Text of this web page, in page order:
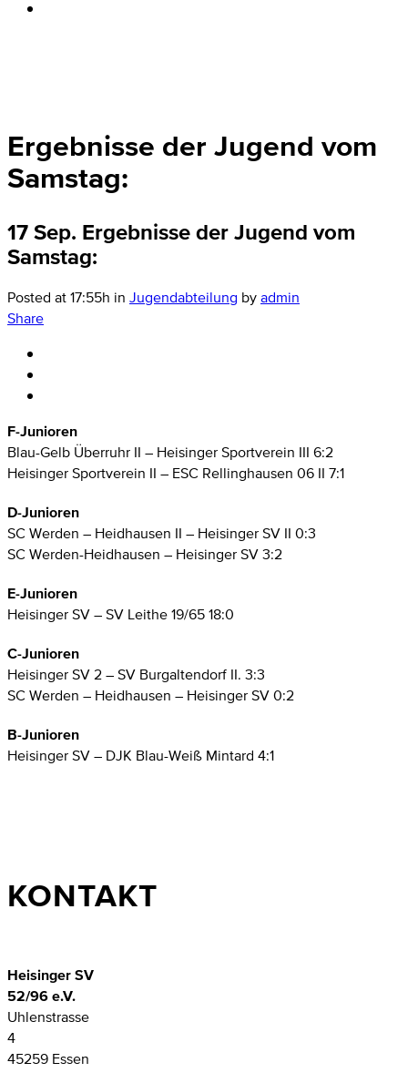
Ergebnisse der Jugend vom
Samstag:
17 Sep. Ergebnisse der Jugend vom
Samstag:
Posted at 17:55h in Jugendabteilung byadmin
Share
F-Junioren
Blau-Gelb Überruhr II – Heisinger Sportverein III 6:2
Heisinger Sportverein II – ESC Rellinghausen 06 II 7:1
D-Junioren
SC Werden – Heidhausen II – Heisinger SV II 0:3
SC Werden-Heidhausen – Heisinger SV 3:2
E-Junioren
Heisinger SV – SV Leithe 19/65 18:0
C-Junioren
Heisinger SV 2 – SV Burgaltendorf II. 3:3
SC Werden – Heidhausen – Heisinger SV 0:2
B-Junioren
Heisinger SV – DJK Blau-Weiß Mintard 4:1
KONTAKT
Heisinger SV
52/96 e.V.
Uhlenstrasse
4
45259 Essen